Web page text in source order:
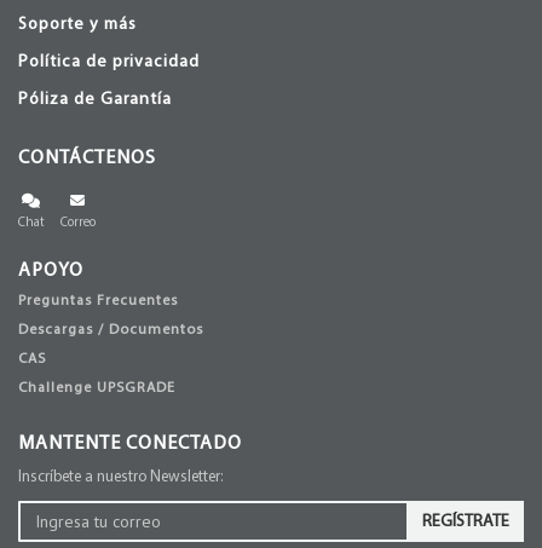
Soporte y más
Política de privacidad
Póliza de Garantía
CONTÁCTENOS
Chat Correo
APOYO
Preguntas Frecuentes
Descargas / Documentos
CAS
Challenge UPSGRADE
MANTENTE CONECTADO
Inscríbete a nuestro Newsletter:
REGÍSTRATE